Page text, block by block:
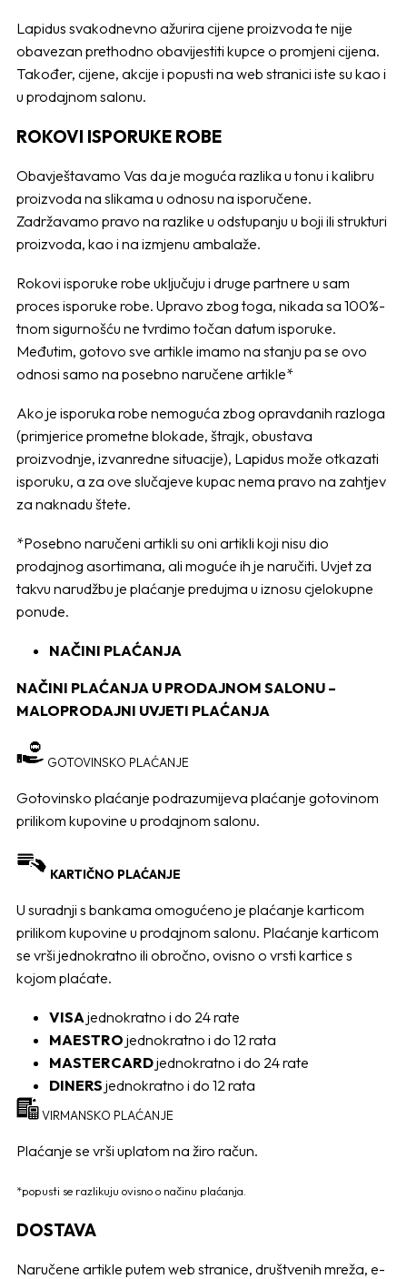
Lapidus svakodnevno ažurira cijene proizvoda te nije
obavezan prethodno obavijestiti kupce o promjeni cijena.
Također, cijene, akcije i popusti na web stranici iste su kao i
u prodajnom salonu.
ROKOVI ISPORUKE ROBE
Obavještavamo Vas da je moguća razlika u tonu i kalibru
proizvoda na slikama u odnosu na isporučene.
Zadržavamo pravo na razlike u odstupanju u boji ili strukturi
proizvoda, kao i na izmjenu ambalaže.
Rokovi isporuke robe uključuju i druge partnere u sam
proces isporuke robe. Upravo zbog toga, nikada sa 100%-
tnom sigurnošću ne tvrdimo točan datum isporuke.
Međutim, gotovo sve artikle imamo na stanju pa se ovo
odnosi samo na posebno naručene artikle*
Ako je isporuka robe nemoguća zbog opravdanih razloga
(primjerice prometne blokade, štrajk, obustava
proizvodnje, izvanredne situacije), Lapidus može otkazati
isporuku, a za ove slučajeve kupac nema pravo na zahtjev
za naknadu štete.
*Posebno naručeni artikli su oni artikli koji nisu dio
prodajnog asortimana, ali moguće ih je naručiti. Uvjet za
takvu narudžbu je plaćanje predujma u iznosu cjelokupne
ponude.
NAČINI PLAĆANJA
NAČINI PLAĆANJA U PRODAJNOM SALONU –
MALOPRODAJNI UVJETI PLAĆANJA
GOTOVINSKO PLAĆANJE
Gotovinsko plaćanje podrazumijeva plaćanje gotovinom
prilikom kupovine u prodajnom salonu.
KARTIČNO PLAĆANJE
U suradnji s bankama omogućeno je plaćanje karticom
prilikom kupovine u prodajnom salonu. Plaćanje karticom
se vrši jednokratno ili obročno, ovisno o vrsti kartice s
kojom plaćate.
VISAjednokratno i do 24 rate
MAESTRO jednokratno i do 12 rata
MASTERCARDjednokratno i do 24 rate
DINERS jednokratno i do 12 rata
VIRMANSKO PLAĆANJE
Plaćanje se vrši uplatom na žiro račun.
*popusti se razlikuju ovisno o načinu plaćanja.
DOSTAVA
Naručene artikle putem web stranice, društvenih mreža, e-